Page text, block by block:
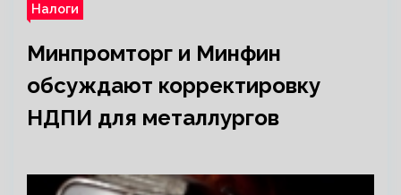
Налоги
Минпромторг и Минфин
обсуждают корректировку
НДПИ для металлургов